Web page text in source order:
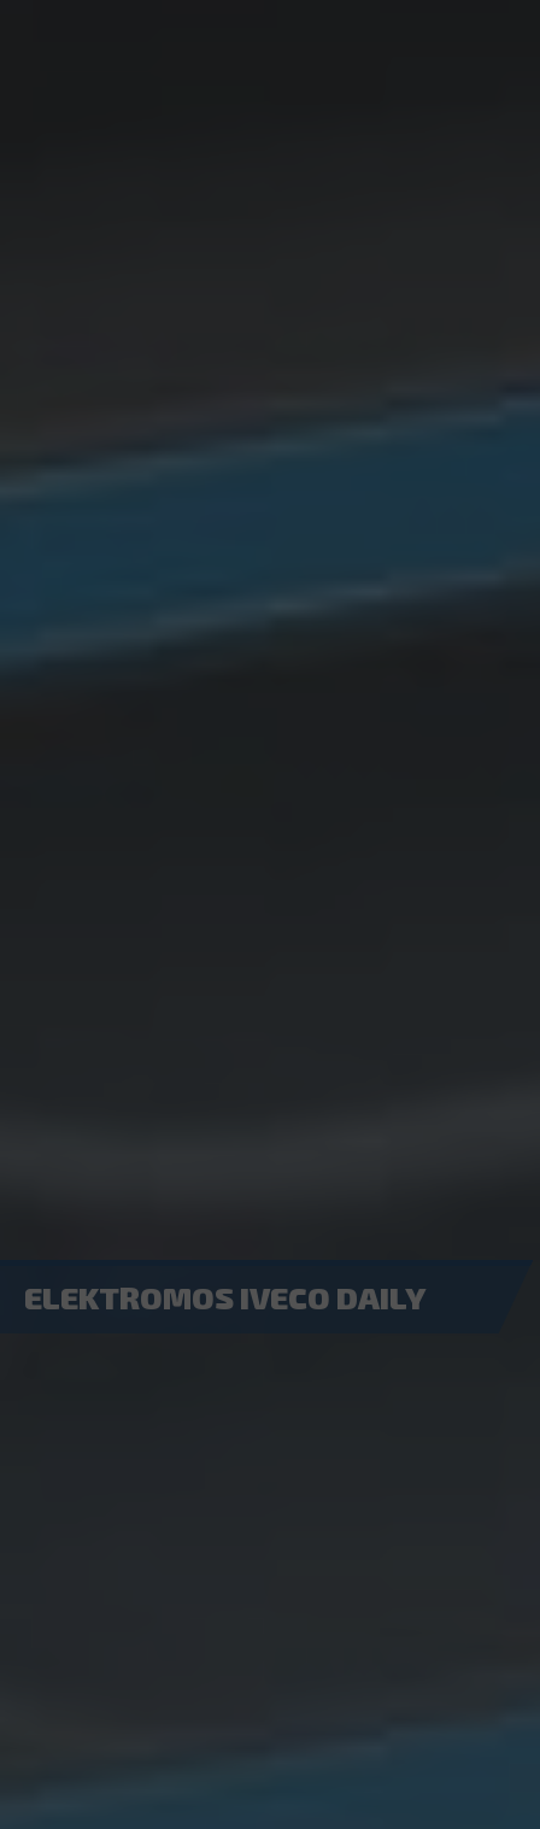
ELEKTROMOS IVECO DAILY